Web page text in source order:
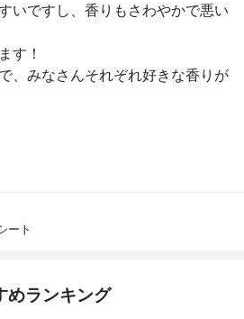
いですし、香りもさわやかで悪い
す！
、みなさんそれぞれ好きな香りが
ート
めランキング